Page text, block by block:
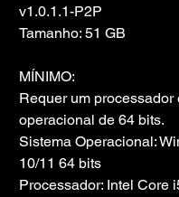
v1.0.1.1-P2P
Tamanho: 51 GB
MÍNIMO:
Requer um processador
operacional de 64 bits.
Sistema Operacional:
10/11 64 bits
Processador: Intel Core